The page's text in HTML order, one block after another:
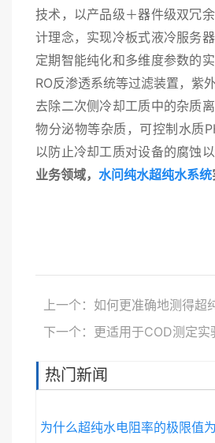
技术，以产品级＋器件级双冗
计理念，实现冷板式液冷服务
定期智能纯化和多维度参数的
RO反渗透系统等过滤装置，紫
去除二次侧冷却工质中的杂质
物分泌物等杂质，可控制水质
以防止冷却工质对设备的腐蚀
业务领域， 水问纯水超纯水系统
上一个：如何更准确地测得超纯
下一个：更适用于COD测定实
热门新闻